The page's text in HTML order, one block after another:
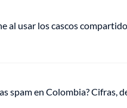
al usar los cascos
spam en Colombia? Cifras,